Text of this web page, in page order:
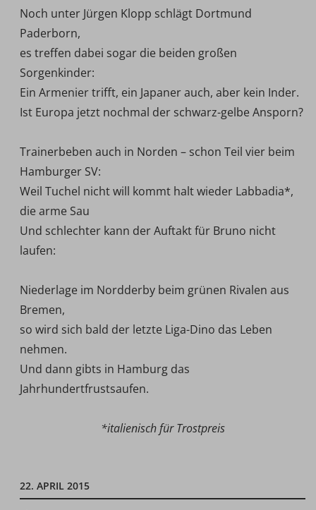
Noch unter Jürgen Klopp schlägt Dortmund
Paderborn,
es treffen dabei sogar die beiden großen
Sorgenkinder:
Ein Armenier trifft, ein Japaner auch, aber kein Inder.
Ist Europa jetzt nochmal der schwarz-gelbe Ansporn?
Trainerbeben auch in Norden – schon Teil vier beim
Hamburger SV:
Weil Tuchel nicht will kommt halt wieder Labbadia*,
die arme Sau
Und schlechter kann der Auftakt für Bruno nicht
laufen:
Niederlage im Nordderby beim grünen Rivalen aus
Bremen,
so wird sich bald der letzte Liga-Dino das Leben
nehmen.
Und dann gibts in Hamburg das
Jahrhundertfrustsaufen.
*italienisch für Trostpreis
22. APRIL 2015